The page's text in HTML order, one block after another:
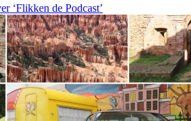
‘Flikken de Podcast’